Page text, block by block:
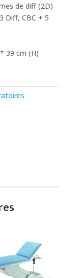
de diff (2D)
Diff, CBC + 5
39 cm (H)